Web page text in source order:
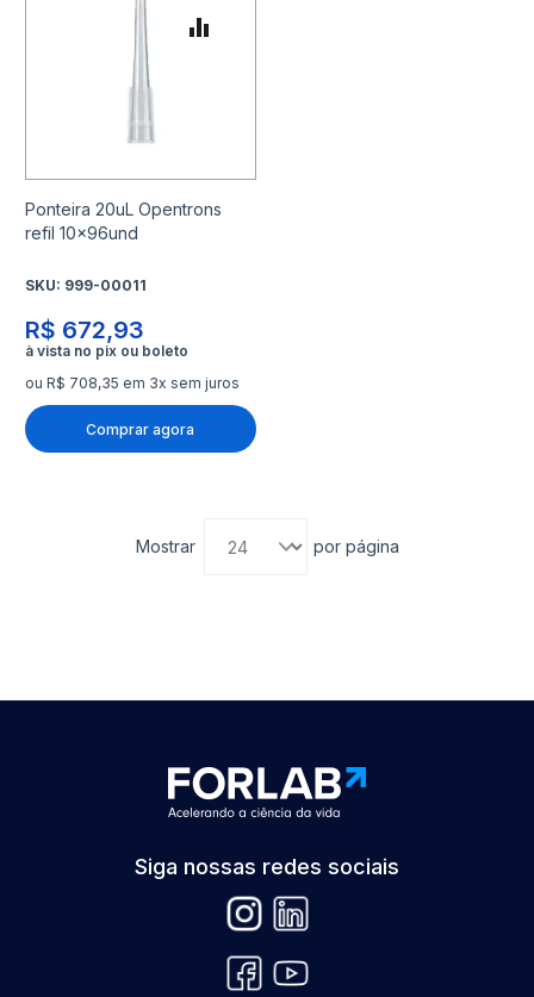
Ponteira 20uL Opentrons
refil 10x96und
SKU: 999-00011
R$ 672,93
ou R$ 708,35 em 3x sem juros
Comprar agora
Adicionar para Comparar
Mostrar por página
Siga nossas redes sociais